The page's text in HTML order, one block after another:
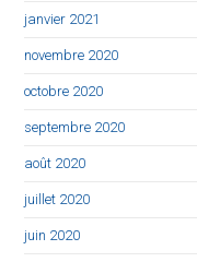
janvier 2021
novembre 2020
octobre 2020
septembre 2020
août 2020
juillet 2020
juin 2020